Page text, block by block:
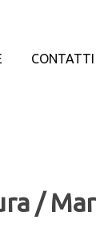
CONTATTI
/